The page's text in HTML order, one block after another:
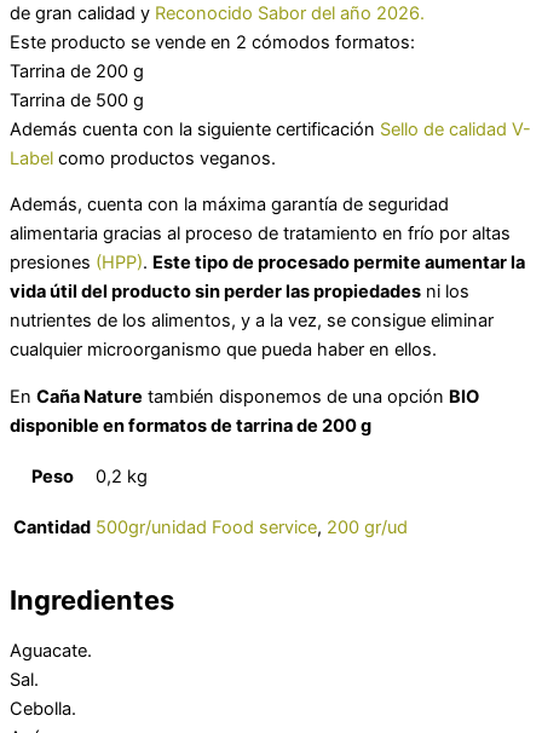
de gran calidad y Reconocido Sabor del año 2026.
Este producto se vende en 2 cómodos formatos:
Tarrina de 200 g
Tarrina de 500 g
Además cuenta con la siguiente certificación Sello de calidad V-
Label como productos veganos.
Además, cuenta con la máxima garantía de seguridad
alimentaria gracias al proceso de tratamiento en frío por altas
presiones (HPP). Este tipo de procesado permite aumentar la
vida útil del producto sin perder las propiedades ni los
nutrientes de los alimentos, y a la vez, se consigue eliminar
cualquier microorganismo que pueda haber en ellos.
En Caña Nature también disponemos de una opción BIO
disponible en formatos de tarrina de 200 g
Peso 0,2 kg
Cantidad 500gr/unidad Food service, 200 gr/ud
Ingredientes
Aguacate.
Sal.
Cebolla.